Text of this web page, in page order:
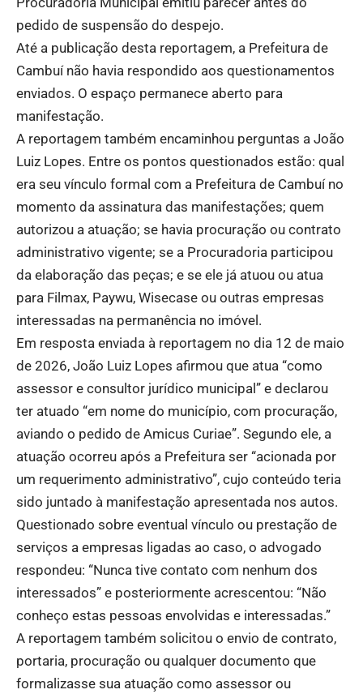
pedido de suspensão do despejo.
Até a publicação desta reportagem, a Prefeitura de
Cambuí não havia respondido aos questionamentos
enviados. O espaço permanece aberto para
manifestação.
A reportagem também encaminhou perguntas a João
Luiz Lopes. Entre os pontos questionados estão: qual
era seu vínculo formal com a Prefeitura de Cambuí no
momento da assinatura das manifestações; quem
autorizou a atuação; se havia procuração ou contrato
administrativo vigente; se a Procuradoria participou
da elaboração das peças; e se ele já atuou ou atua
para Filmax, Paywu, Wisecase ou outras empresas
interessadas na permanência no imóvel.
Em resposta enviada à reportagem no dia 12 de maio
de 2026, João Luiz Lopes afirmou que atua “como
assessor e consultor jurídico municipal” e declarou
ter atuado “em nome do município, com procuração,
aviando o pedido de Amicus Curiae”. Segundo ele, a
atuação ocorreu após a Prefeitura ser “acionada por
um requerimento administrativo”, cujo conteúdo teria
sido juntado à manifestação apresentada nos autos.
Questionado sobre eventual vínculo ou prestação de
serviços a empresas ligadas ao caso, o advogado
respondeu: “Nunca tive contato com nenhum dos
interessados” e posteriormente acrescentou: “Não
conheço estas pessoas envolvidas e interessadas.”
A reportagem também solicitou o envio de contrato,
portaria, procuração ou qualquer documento que
formalizasse sua atuação como assessor ou